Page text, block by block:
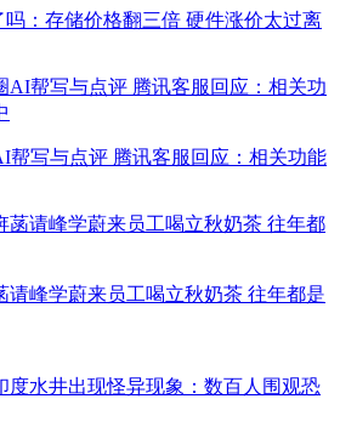
：存储价格翻三倍 硬件涨价太过离
帮写与点评 腾讯客服回应：相关功能
请峰学蔚来员工喝立秋奶茶 往年都是